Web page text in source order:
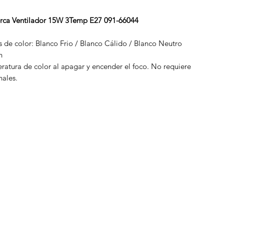
Ventilador 15W 3Temp E27 091-66044
de color: Blanco Frio / Blanco Cálido / Blanco Neutro
de color al apagar y encender el foco. No requiere